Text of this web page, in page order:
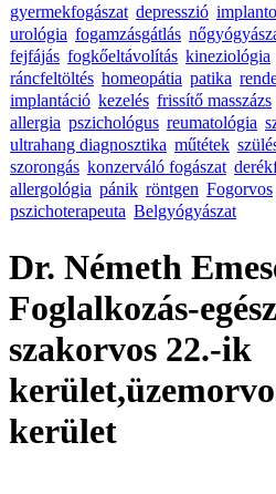
gyermekfogászat depresszió
urológia fogamzásgátlás
fejfájás fogkőeltávolítás kineziológia
ráncfeltöltés homeopátia patika
implantáció kezelés frissítő masszázs
allergia pszichológus reumatológia
ultrahang diagnosztika műtétek
szorongás konzerváló fogászat
allergológia pánik röntgen Fogorvos
pszichoterapeuta Belgyógyászat
Dr. Németh
Foglalkozás-
szakorvos 22.-ik
kerület